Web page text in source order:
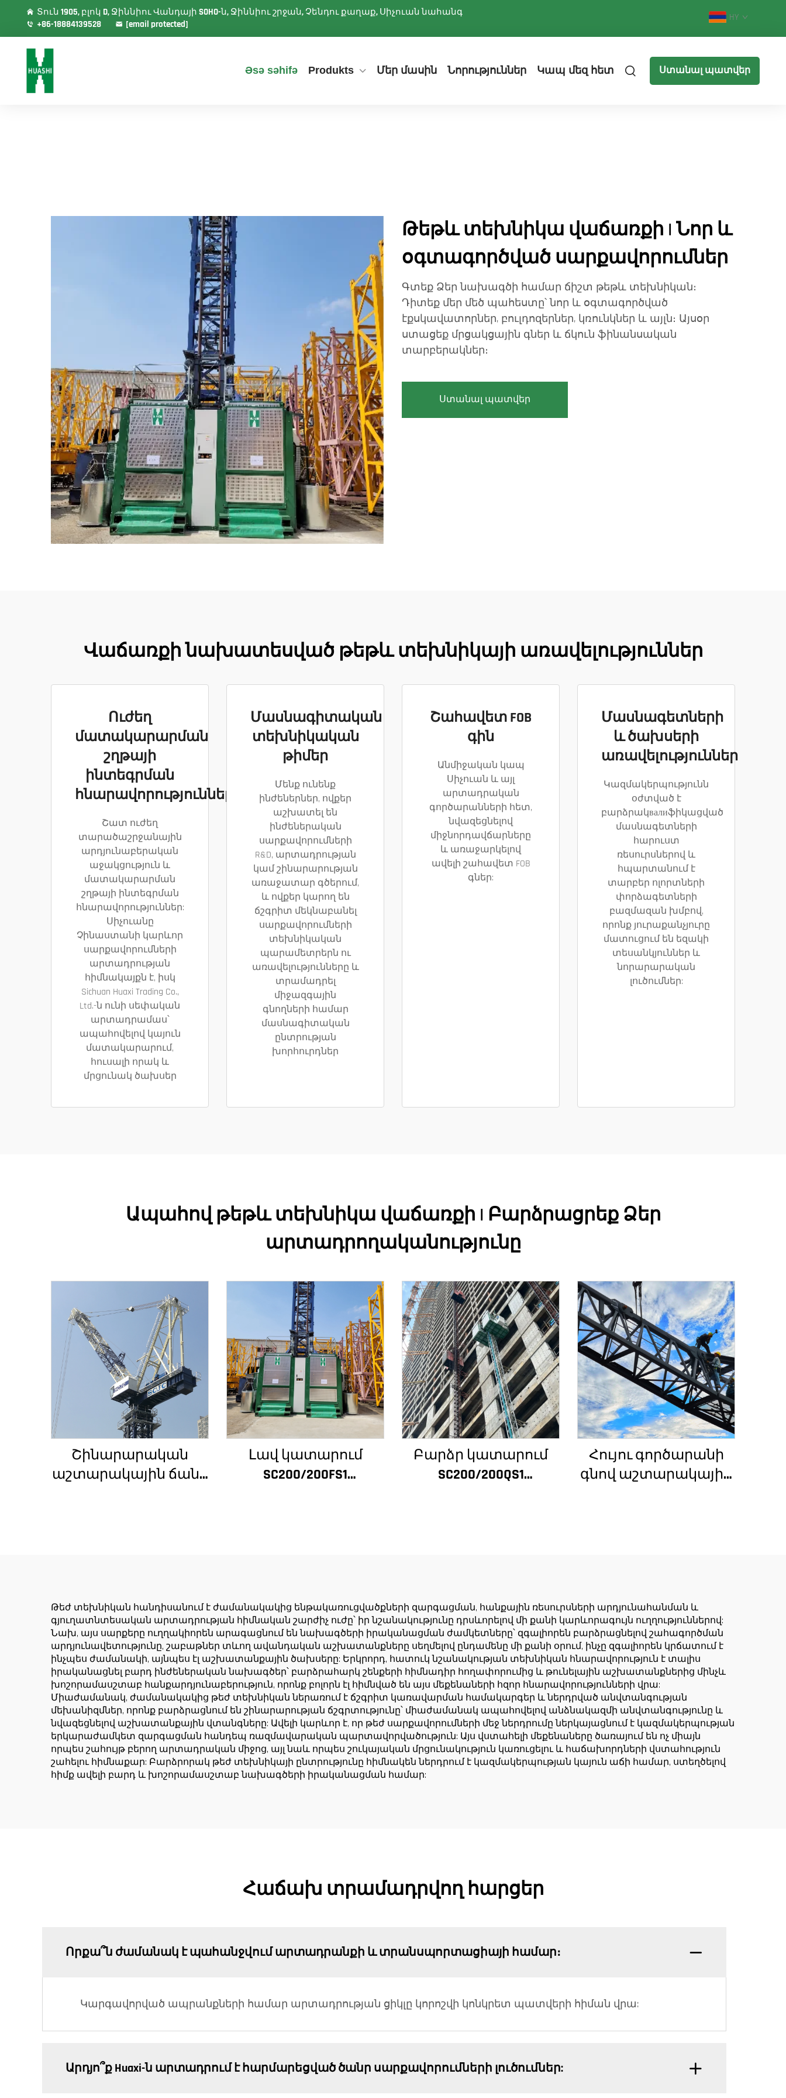
Տուն 1905, բլոկ D, Ջիննիու Վանդայի SOHO-ն, Ջիննիու շրջան, Չենդու քաղաք, Սիչուան նահանգ
+86-18884139528
[email protected]
HY
Əsə səhifə Produkts Մեր մասին Նորություններ Կապ մեզ հետ Ստանալ պատվեր
Թեթև տեխնիկա վաճառքի | Նոր և
օգտագործված սարքավորումներ
Գտեք Ձեր նախագծի համար ճիշտ թեթև տեխնիկան։
Դիտեք մեր մեծ պահեստը՝ նոր և օգտագործված
էքսկավատորներ, բուլդոզերներ, կռունկներ և այլն։ Այսօր
ստացեք մրցակցային գներ և ճկուն ֆինանսական
տարբերակներ։
Ստանալ պատվեր
Վաճառքի նախատեսված թեթև տեխնիկայի առավելություններ
Ուժեղ
մատակարարման
շղթայի
ինտեգրման
հնարավորություններ
Շատ ուժեղ
տարածաշրջանային
արդյունաբերական
աջակցություն և
մատակարարման
շղթայի ինտեգրման
հնարավորություններ:
Սիչուանը
Չինաստանի կարևոր
սարքավորումների
արտադրության
հիմնակայքն է, իսկ
Sichuan Huaxi Trading Co.,
Ltd.-ն ունի սեփական
արտադրամաս՝
ապահովելով կայուն
մատակարարում,
հուսալի որակ և
մրցունակ ծախսեր
Մասնագիտական
տեխնիկական
թիմեր
Մենք ունենք
ինժեներներ, ովքեր
աշխատել են
ինժեներական
սարքավորումների
R&D, արտադրության
կամ շինարարության
առաջատար գծերում,
և ովքեր կարող են
ճշգրիտ մեկնաբանել
սարքավորումների
տեխնիկական
պարամետրերն ու
առավելությունները և
տրամադրել
միջազգային
գնողների համար
մասնագիտական
ընտրության
խորհուրդներ
Շահավետ FOB
գին
Անմիջական կապ
Սիչուան և այլ
արտադրական
գործարանների հետ,
նվազեցնելով
միջնորդավճարները
և առաջարկելով
ավելի շահավետ FOB
գներ:
Մասնագետների
և ծախսերի
առավելություններ
Կազմակերպությունն
օժտված է
բարձրակвалиֆիկացված
մասնագետների
հարուստ
ռեսուրսներով և
հպարտանում է
տարբեր ոլորտների
փորձագետների
բազմազան խմբով,
որոնք յուրաքանչյուրը
մատուցում են եզակի
տեսանկյուններ և
նորարարական
լուծումներ:
Ապահով թեթև տեխնիկա վաճառքի | Բարձրացրեք Ձեր
արտադրողականությունը
Շինարարական
աշտարակային ճանկ
աստիճանավոր
ստորին մաս
Լավ կատարում
SC200/200FS1
Բարձր կատարում
SC200/200QS1
Հույու գործարանի
գնով աշտարակային
Թեժ տեխնիկան հանդիսանում է ժամանակակից ենթակառուցվածքների զարգացման, հանքային ռեսուրսների արդյունահանման և
գյուղատնտեսական արտադրության հիմնական շարժիչ ուժը՝ իր նշանակությունը դրսևորելով մի քանի կարևորագույն ուղղություններով:
Նախ, այս սարքերը ուղղակիորեն արագացնում են նախագծերի իրականացման ժամկետները՝ զգալիորեն բարձրացնելով շահագործման
արդյունավետությունը, շաբաթներ տևող ավանդական աշխատանքները սեղմելով ընդամենը մի քանի օրում, ինչը զգալիորեն կրճատում է
ինչպես ժամանակի, այնպես էլ աշխատանքային ծախսերը: Երկրորդ, հատուկ նշանակության տեխնիկան հնարավորություն է տալիս
իրականացնել բարդ ինժեներական նախագծեր՝ բարձրահարկ շենքերի հիմնադիր հողափորումից և թունելային աշխատանքներից մինչև
խոշորամասշտաբ հանքարդյունաբերություն, որոնք բոլորն էլ հիմնված են այս մեքենաների հզոր հնարավորությունների վրա:
Միաժամանակ, ժամանակակից թեժ տեխնիկան ներառում է ճշգրիտ կառավարման համակարգեր և ներդրված անվտանգության
մեխանիզմներ, որոնք բարձրացնում են շինարարության ճշգրտությունը՝ միաժամանակ ապահովելով անձնակազմի անվտանգությունը և
նվազեցնելով աշխատանքային վտանգները: Ավելի կարևոր է, որ թեժ սարքավորումների մեջ ներդրումը ներկայացնում է կազմակերպության
երկարաժամկետ զարգացման հանդեպ ռազմավարական պարտավորվածություն: Այս վստահելի մեքենաները ծառայում են ոչ միայն
որպես շահույթ բերող արտադրական միջոց, այլ նաև որպես շուկայական մրցունակություն կառուցելու և հաճախորդների վստահություն
շահելու հիմնաքար: Բարձրորակ թեժ տեխնիկայի ընտրությունը հիմնակեն ներդրում է կազմակերպության կայուն աճի համար, ստեղծելով
հիմք ավելի բարդ և խոշորամասշտաբ նախագծերի իրականացման համար:
Հաճախ տրամադրվող հարցեր
Որքա՞ն ժամանակ է պահանջվում արտադրանքի և տրանսպորտացիայի համար։
Կարգավորված ապրանքների համար արտադրության ցիկլը կորոշվի կոնկրետ պատվերի հիման վրա:
Արդյո՞ք Huaxi-ն արտադրում է հարմարեցված ծանր սարքավորումների լուծումներ: